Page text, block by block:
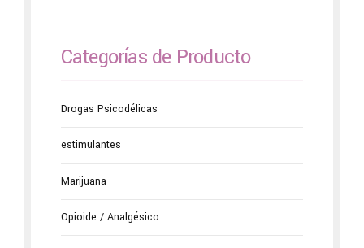
Categorías de Producto
Drogas Psicodélicas
estimulantes
Marijuana
Opioide / Analgésico